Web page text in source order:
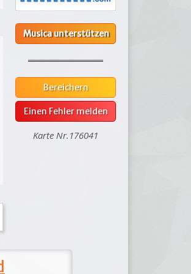
Musica unterstützen
Bereichern
Einen Fehler melden
Karte Nr.176041